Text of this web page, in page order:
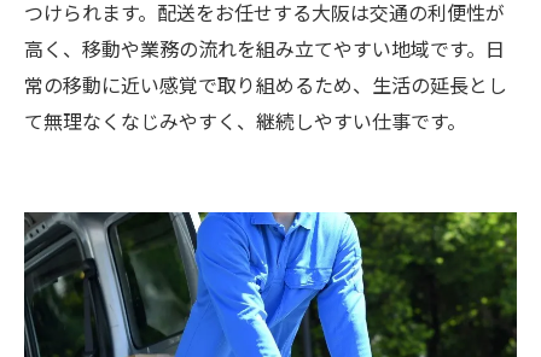
つけられます。配送をお任せする大阪は交通の利便性が
高く、移動や業務の流れを組み立てやすい地域です。日
常の移動に近い感覚で取り組めるため、生活の延長とし
て無理なくなじみやすく、継続しやすい仕事です。